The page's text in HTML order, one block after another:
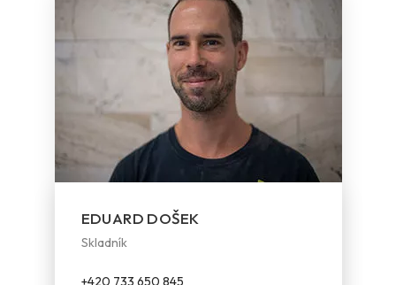
EDUARD DOŠEK
Skladník
+420 733 650 845